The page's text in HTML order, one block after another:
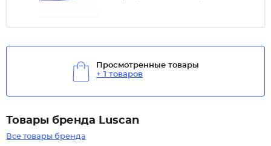
Просмотренные товары
+ 1 товаров
Товары бренда Luscan
Все товары бренда